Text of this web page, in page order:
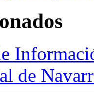
de